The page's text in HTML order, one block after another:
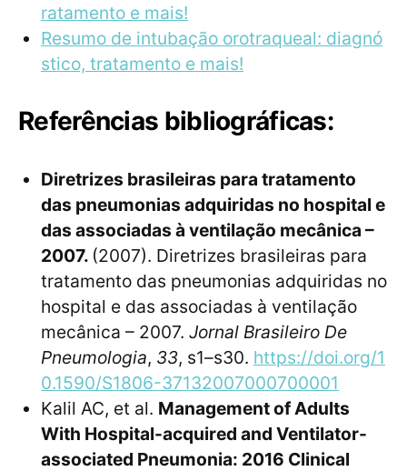
ratamento e mais!
Resumo de intubação orotraqueal: diagnó
stico, tratamento e mais!
Referências bibliográficas:
Diretrizes brasileiras para tratamento
das pneumonias adquiridas no hospital e
das associadas à ventilação mecânica –
2007. (2007). Diretrizes brasileiras para
tratamento das pneumonias adquiridas no
hospital e das associadas à ventilação
mecânica – 2007. Jornal Brasileiro De
Pneumologia, 33, s1–s30. https://doi.org/1
0.1590/S1806-37132007000700001
Kalil AC, et al. Management of Adults
With Hospital-acquired and Ventilator-
associated Pneumonia: 2016 Clinical